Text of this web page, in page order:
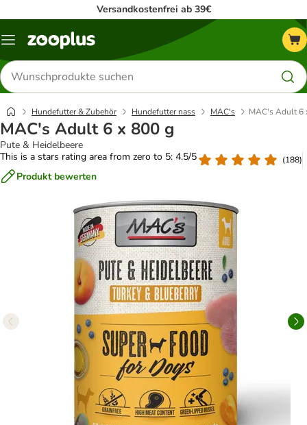
Versandkostenfrei ab 39€
Menü
Produkte
suchen
Hundefutter & Zubehör Hundefutter nass MAC's MAC's Adult 6
MAC's Adult 6 x 800 g
Pute & Heidelbeere
This is a stars rating area from zero to 5: 4.5/5
(188)
Produkt bewerten